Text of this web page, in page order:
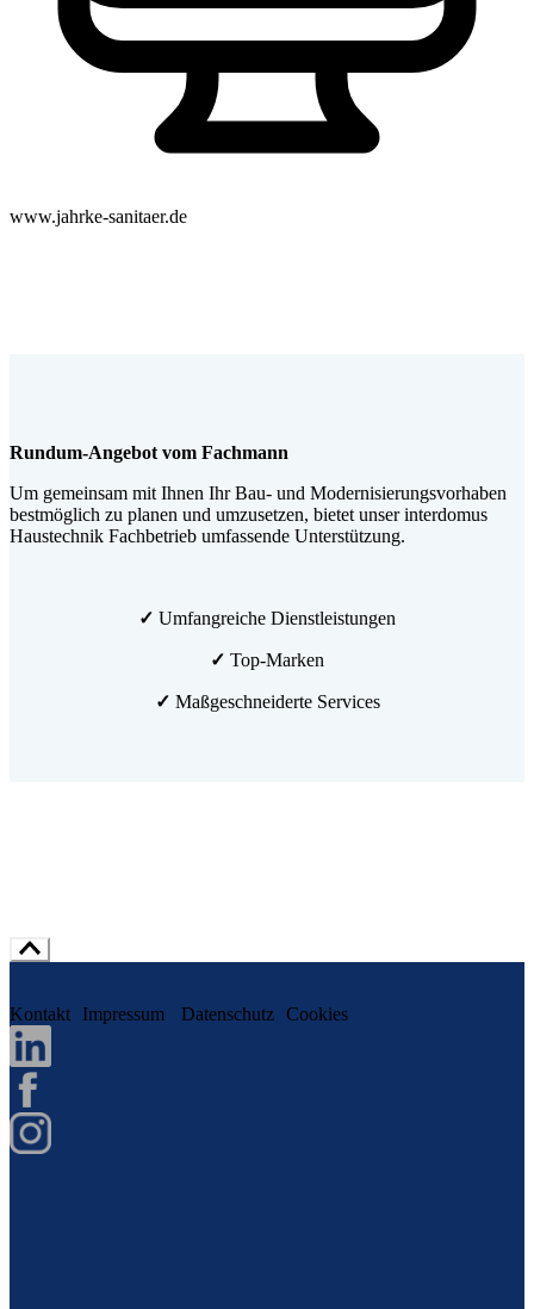
www.jahrke-sanitaer.de
Rundum-Angebot vom Fachmann
Um gemeinsam mit Ihnen Ihr Bau- und Modernisierungsvorhaben
bestmöglich zu planen und umzusetzen, bietet unser interdomus
Haustechnik Fachbetrieb umfassende Unterstützung.
✓ Umfangreiche Dienstleistungen
✓ Top-Marken
✓ Maßgeschneiderte Services
Kontakt Impressum Datenschutz Cookies